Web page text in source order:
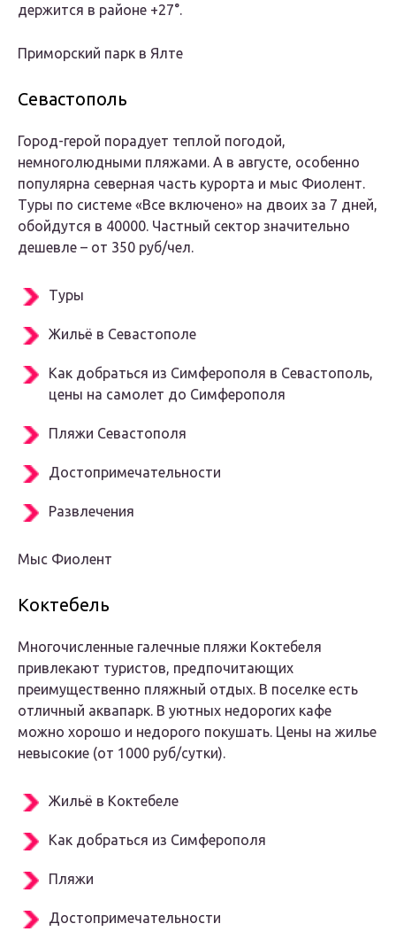
держится в районе +27°.
Приморский парк в Ялте
Севастополь
Город-герой порадует теплой погодой,
немноголюдными пляжами. А в августе, особенно
популярна северная часть курорта и мыс Фиолент.
Туры по системе «Все включено» на двоих за 7 дней,
обойдутся в 40000. Частный сектор значительно
дешевле – от 350 руб/чел.
Туры
Жильё в Севастополе
Как добраться из Симферополя в Севастополь,
цены на самолет до Симферополя
Пляжи Севастополя
Достопримечательности
Развлечения
Мыс Фиолент
Коктебель
Многочисленные галечные пляжи Коктебеля
привлекают туристов, предпочитающих
преимущественно пляжный отдых. В поселке есть
отличный аквапарк. В уютных недорогих кафе
можно хорошо и недорого покушать. Цены на жилье
невысокие (от 1000 руб/сутки).
Жильё в Коктебеле
Как добраться из Симферополя
Пляжи
Достопримечательности